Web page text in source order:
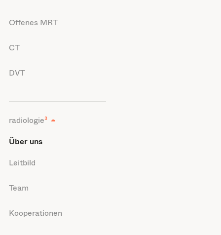
Offenes MRT
CT
DVT
radiologie³
Über uns
Leitbild
Team
Kooperationen